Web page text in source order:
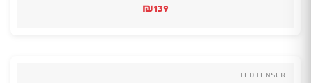
₪139
Led Lenser